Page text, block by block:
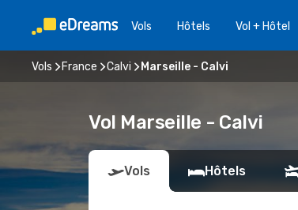
Vols Hôtels Vol + Hôtel
Vols France Calvi Marseille - Calvi
Vol Marseille - Calvi
Vols Hôtels